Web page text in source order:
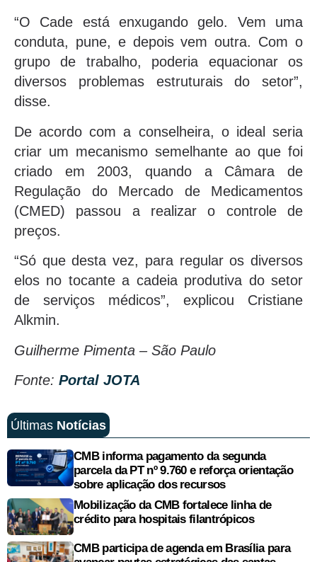
“O Cade está enxugando gelo. Vem uma
conduta, pune, e depois vem outra. Com o
grupo de trabalho, poderia equacionar os
diversos problemas estruturais do setor”,
disse.
De acordo com a conselheira, o ideal seria
criar um mecanismo semelhante ao que foi
criado em 2003, quando a Câmara de
Regulação do Mercado de Medicamentos
(CMED) passou a realizar o controle de
preços.
“Só que desta vez, para regular os diversos
elos no tocante a cadeia produtiva do setor
de serviços médicos”, explicou Cristiane
Alkmin.
Guilherme Pimenta – São Paulo
Fonte: Portal JOTA
Últimas Notícias
CMB informa pagamento da segunda
parcela da PT nº 9.760 e reforça orientação
sobre aplicação dos recursos
Mobilização da CMB fortalece linha de
crédito para hospitais filantrópicos
CMB participa de agenda em Brasília para